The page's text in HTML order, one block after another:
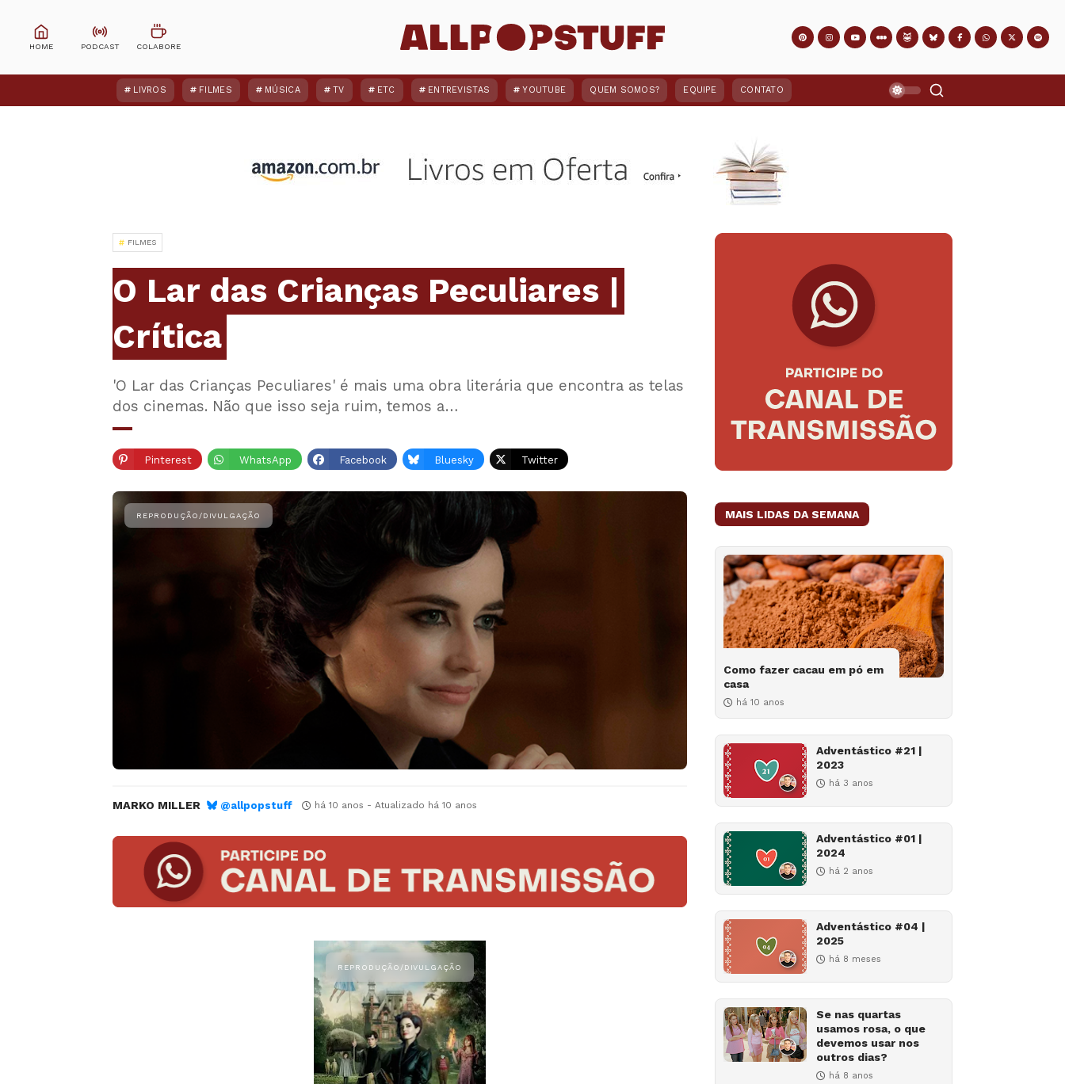
LIVROS FILMES MÚSICA TV ETC ENTREVISTAS YOUTUBE QUEM SOMOS? EQUIPE CONTATO
FILMES
O Lar das Crianças Peculiares |
Crítica
'O Lar das Crianças Peculiares' é mais uma obra literária que encontra as telas
dos cinemas. Não que isso seja ruim, temos a…
Pinterest WhatsApp Facebook Bluesky Twitter
MARKO MILLER @allpopstuff há 10 anos - Atualizado há 10 anos
MAIS LIDAS DA SEMANA
Como fazer cacau em pó em
casa
há 10 anos
Adventástico #21 |
2023
há 3 anos
Adventástico #01 |
2024
há 2 anos
Adventástico #04 |
2025
há 8 meses
Se nas quartas
usamos rosa, o que
devemos usar nos
outros dias?
há 8 anos